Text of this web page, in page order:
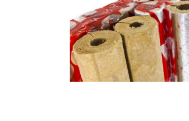
Плитные материалы